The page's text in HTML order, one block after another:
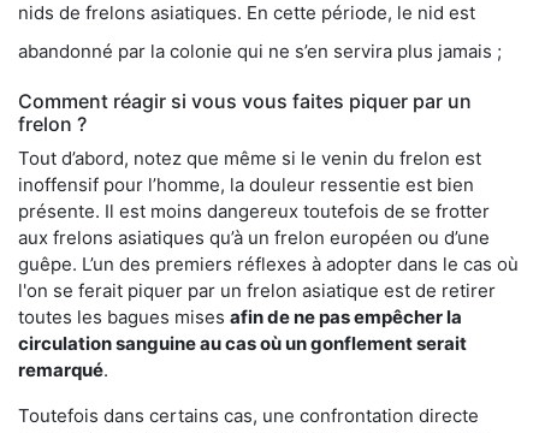
nids de frelons asiatiques. En cette période, le nid est
abandonné par la colonie qui ne s’en servira plus jamais ;
Comment réagir si vous vous faites piquer par un
frelon ?
Tout d’abord, notez que même si le venin du frelon est
inoffensif pour l’homme, la douleur ressentie est bien
présente. Il est moins dangereux toutefois de se frotter
aux frelons asiatiques qu’à un frelon européen ou d’une
guêpe. L’un des premiers réflexes à adopter dans le cas où
l'on se ferait piquer par un frelon asiatique est de retirer
toutes les bagues mises afin de ne pas empêcher la
circulation sanguine au cas où un gonflement serait
remarqué.
Toutefois dans certains cas, une confrontation directe